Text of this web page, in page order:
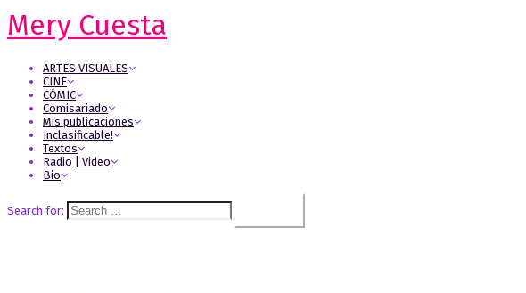
Mery Cuesta
ARTES VISUALES
CINE
CÓMIC
Comisariado
Mis publicaciones
Inclasificable!
Textos
Radio | Video
Bio
Search for: